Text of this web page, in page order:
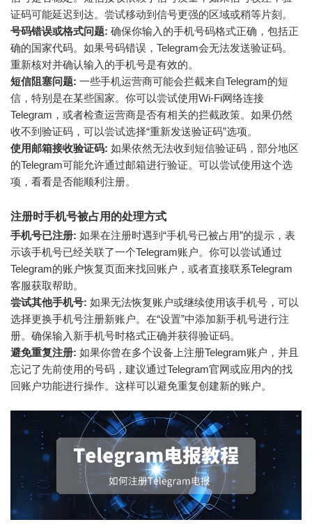
证码可能延迟到达。尝试移动到信号更强的区域或稍等片刻。
号码错误或格式问题: 确保你输入的手机号码格式正确，包括正
确的国家代码。如果号码错误，Telegram会无法发送验证码。
重新核对并确认输入的手机号是有效的。
短信阻塞问题: 一些手机运营商可能会拦截来自Telegram的短
信，特别是在某些国家。你可以尝试使用Wi-Fi网络连接
Telegram，或者检查运营商是否有相关的拦截政策。如果仍然
收不到验证码，可以尝试选择“重新发送验证码”选项。
使用邮箱接收验证码: 如果依然无法收到短信验证码，部分地区
的Telegram可能允许通过邮箱进行验证。可以尝试使用这个选
项，看看是否能顺利注册。
注册时手机号被占用的处理方式
手机号已注册: 如果在注册时遇到“手机号已被占用”的提示，表
示该手机号已经关联了一个Telegram账户。你可以尝试通过
Telegram的账户恢复页面来找回账户，或者直接联系Telegram
客服获取帮助。
尝试其他手机号: 如果无法恢复账户或继续使用该手机号，可以
选择更换手机号注册新账户。在“设置”中添加新手机号进行注
册。确保输入新手机号时格式正确并获得验证码。
避免重复注册: 如果你曾在多个设备上注册Telegram账户，并且
忘记了先前使用的号码，建议通过Telegram官网或应用内的找
回账户功能进行操作。这样可以避免重复创建新的账户。